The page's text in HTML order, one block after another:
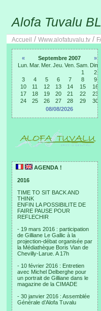
Alofa Tuvalu
Accueil / Www.alofatuvalu.tv /
« Septembre 2007
»
Lun. Mar. Mer. Jeu. Ven. Sam. Dim.
1
2
3
4 5 6 7 8
9
10
11 12 13 14 15
16
17
18 19 20 21 22
23
24
25 26 27 28 29
30
08/08/2026
AGENDA !
2016
TIME TO SIT BACK AND
THINK
ENFIN LA POSSIBILITE DE
FAIRE PAUSE POUR
REFLECHIR
- 19 mars 2016 : participation
de Gilliane Le Gallic à la
projection-débat organisée par
la Médiathèque Boris Vian de
Chevilly-Larue. A 17h
- 10 février 2016 : Entretien
avec Michel Delberghe pour
un portrait de Gilliane dans le
magazine de la CIMADE
- 30 janvier 2016 : Assemblée
Générale d’Alofa Tuvalu